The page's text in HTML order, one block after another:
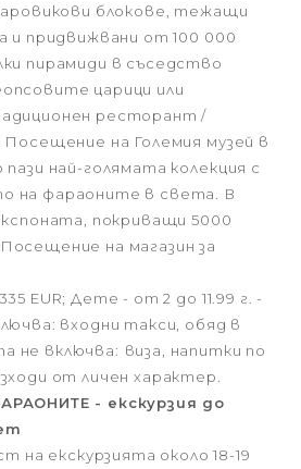
блокове, тежащи
и придвижвани от 100 000
пирамиди в съседство
царици или
ресторант /
на Големия музей в
пази най-голямата колекция с
на фараоните в света. В
покриващи 5000
на магазин за
EUR; Дете - от 2 до 11.99 г. -
входни такси, обяд в
не включва: виза, напитки по
от личен характер.
- екскурзия до
на екскурзията около 18-19